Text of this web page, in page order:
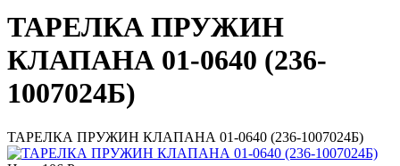
ТАРЕЛКА ПРУЖИН
КЛАПАНА 01-0640 (236-
1007024Б)
ТАРЕЛКА ПРУЖИН КЛАПАНА 01-0640 (236-1007024Б)